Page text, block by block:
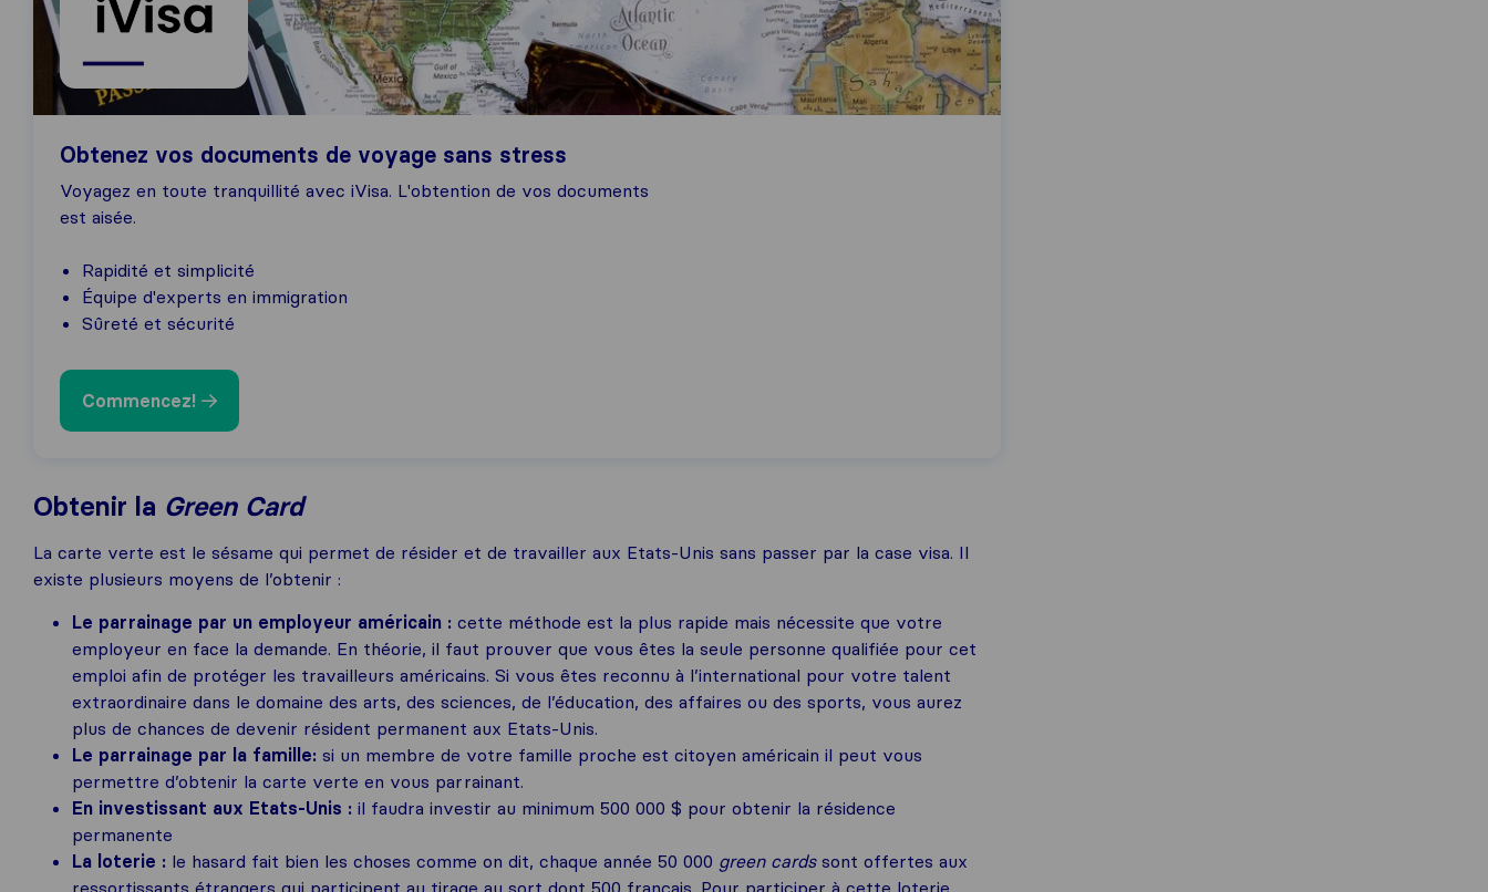
Obtenez vos documents de voyage sans stress
Voyagez en toute tranquillité avec iVisa. L'obtention de vos documents
est aisée.
Rapidité et simplicité
Équipe d'experts en immigration
Sûreté et sécurité
Commencez!
Obtenir la Green Card
La carte verte est le sésame qui permet de résider et de travailler aux Etats-Unis sans passer par la case visa. Il
existe plusieurs moyens de l’obtenir :
Le parrainage par un employeur américain : cette méthode est la plus rapide mais nécessite que votre
employeur en face la demande. En théorie, il faut prouver que vous êtes la seule personne qualifiée pour cet
emploi afin de protéger les travailleurs américains. Si vous êtes reconnu à l’international pour votre talent
extraordinaire dans le domaine des arts, des sciences, de l’éducation, des affaires ou des sports, vous aurez
plus de chances de devenir résident permanent aux Etats-Unis.
Le parrainage par la famille: si un membre de votre famille proche est citoyen américain il peut vous
permettre d’obtenir la carte verte en vous parrainant.
En investissant aux Etats-Unis : il faudra investir au minimum 500 000 $ pour obtenir la résidence
permanente
La loterie : le hasard fait bien les choses comme on dit, chaque année 50 000 green cardssont offertes aux
ressortissants étrangers qui participent au tirage au sort dont 500 français. Pour participer à cette loterie,